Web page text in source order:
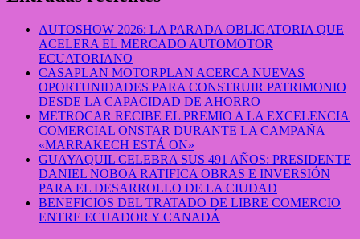
AUTOSHOW 2026: LA PARADA OBLIGATORIA QUE
ACELERA EL MERCADO AUTOMOTOR
ECUATORIANO
CASAPLAN MOTORPLAN ACERCA NUEVAS
OPORTUNIDADES PARA CONSTRUIR PATRIMONIO
DESDE LA CAPACIDAD DE AHORRO
METROCAR RECIBE EL PREMIO A LA EXCELENCIA
COMERCIAL ONSTAR DURANTE LA CAMPAÑA
«MARRAKECH ESTÁ ON»
GUAYAQUIL CELEBRA SUS 491 AÑOS: PRESIDENTE
DANIEL NOBOA RATIFICA OBRAS E INVERSIÓN
PARA EL DESARROLLO DE LA CIUDAD
BENEFICIOS DEL TRATADO DE LIBRE COMERCIO
ENTRE ECUADOR Y CANADÁ